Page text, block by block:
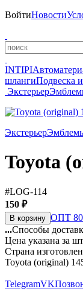
ВойтиНовости
INTIPI
шлангиПодвеска
Экстерьер
Экстерьер
Toyota
#LOG-114
150 ₽
В корзину ОПТ
...Способы
Цена указана за
Страна
Toyota (original)
TelegramVK